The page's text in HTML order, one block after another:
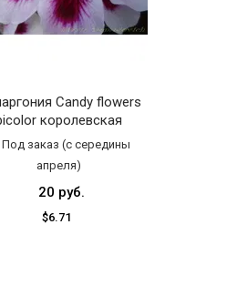
Candy flowers
королевская
Под заказ (с середины
апреля)
20 руб.
$6.71